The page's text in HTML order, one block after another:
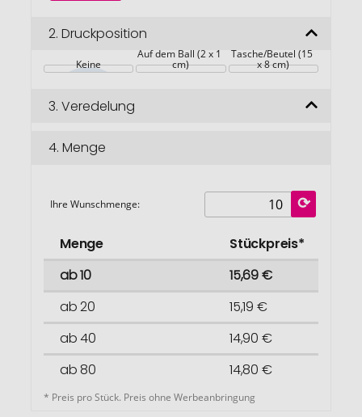
2. Druckposition
Keine
Auf dem Ball (2 x 1
cm)
Tasche/Beutel (15
x 8 cm)
3. Veredelung
4. Menge
Ihre Wunschmenge:
Menge
Stückpreis*
ab 10
15,69 €
ab 20
15,19 €
ab 40
14,90 €
ab 80
14,80 €
* Preis pro Stück. Preis ohne Werbeanbringung